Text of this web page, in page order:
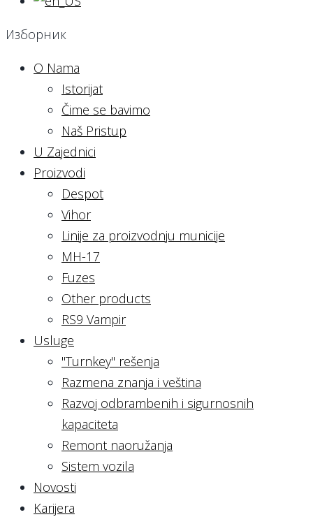
Изборник
O Nama
Istorijat
Čime se bavimo
Naš Pristup
U Zajednici
Proizvodi
Despot
Vihor
Linije za proizvodnju municije
MH-17
Fuzes
Other products
RS9 Vampir
Usluge
"Turnkey" rešenja
Razmena znanja i veština
Razvoj odbrambenih i sigurnosnih
kapaciteta
Remont naoružanja
Sistem vozila
Novosti
Karijera